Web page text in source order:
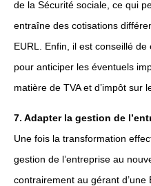
de la Sécurité sociale, ce qui
entraîne des cotisations
EURL. Enfin, il est conseillé
pour anticiper les éventuels
matière de TVA et d’impôt sur
7. Adapter la gestion de
Une fois la transformation
gestion de l’entreprise au
contrairement au gérant